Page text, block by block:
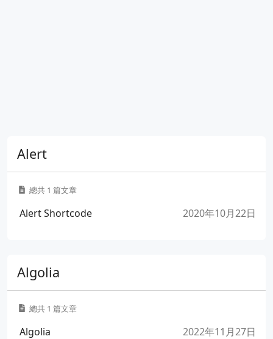
Alert
總共 1 篇文章
Alert Shortcode 2020年10月22日
Algolia
總共 1 篇文章
Algolia 2022年11月27日